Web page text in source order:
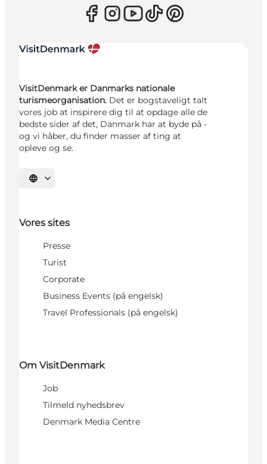
VisitDenmark er Danmarks nationale
turismeorganisation. Det er bogstaveligt talt
vores job at inspirere dig til at opdage alle de
bedste sider af det, Danmark har at byde på -
og vi håber, du finder masser af ting at
opleve og se.
Vælg sprog
Vores sites
Presse
Turist
Corporate
Business Events (på engelsk)
Travel Professionals (på engelsk)
Om VisitDenmark
Job
Tilmeld nyhedsbrev
Denmark Media Centre